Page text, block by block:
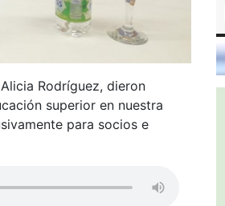
Rodríguez, dieron
superior en nuestra
para socios e